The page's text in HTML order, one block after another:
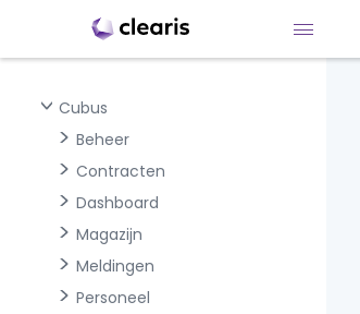
Cubus
Beheer
Contracten
Dashboard
Magazijn
Meldingen
Personeel